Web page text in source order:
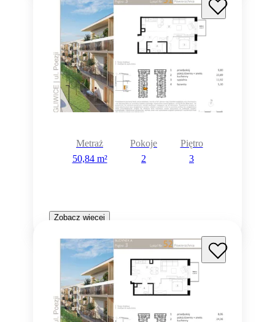
Metraż
50,84 m²
Pokoje
2
Piętro
3
Zobacz więcej